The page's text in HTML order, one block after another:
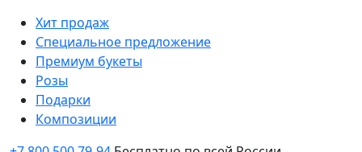
Хит продаж
Специальное предложение
Премиум букеты
Розы
Подарки
Композиции